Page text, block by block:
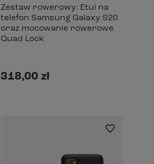
Zestaw rowerowy: Etui na
telefon Samsung Galaxy S20
oraz mocowanie rowerowe
Quad Lock
318,00 zł